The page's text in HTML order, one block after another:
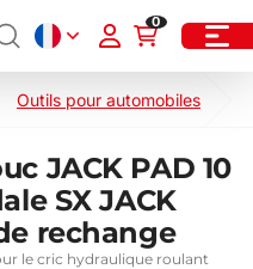
0
Outils pour automobiles
JACK PAD 10
SX JACK
rechange
le cric hydraulique roulant